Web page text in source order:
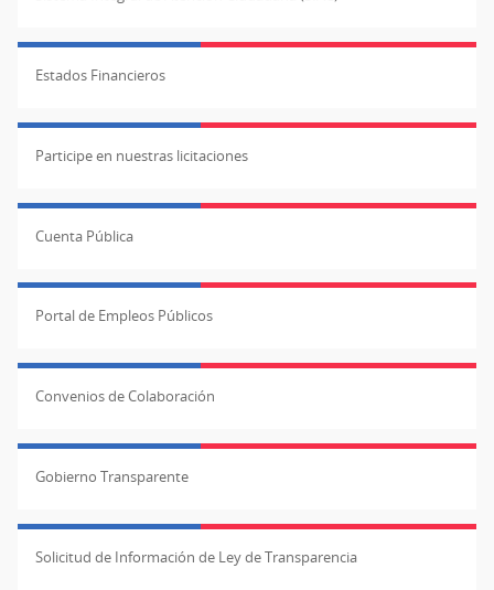
Estados Financieros
Participe en nuestras licitaciones
Cuenta Pública
Portal de Empleos Públicos
Convenios de Colaboración
Gobierno Transparente
Solicitud de Información de Ley de Transparencia